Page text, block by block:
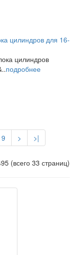
цилиндров для 16-
цилиндров
подробнее
9 > >|
(всего 33 страниц)